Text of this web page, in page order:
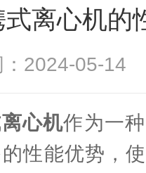
式离心机的
：2024-05-
心机作为一
性能优势，